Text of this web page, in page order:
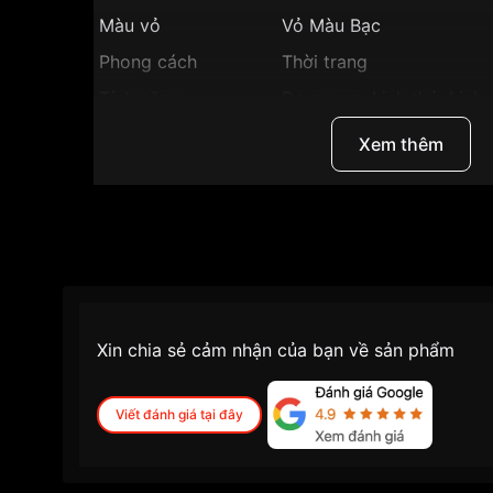
Màu vỏ
Vỏ Màu Bạc
Phong cách
Thời trang
Mặt trắng
Xem thêm
Xin chia sẻ cảm nhận của bạn về sản phẩm
Viết đánh giá tại đây